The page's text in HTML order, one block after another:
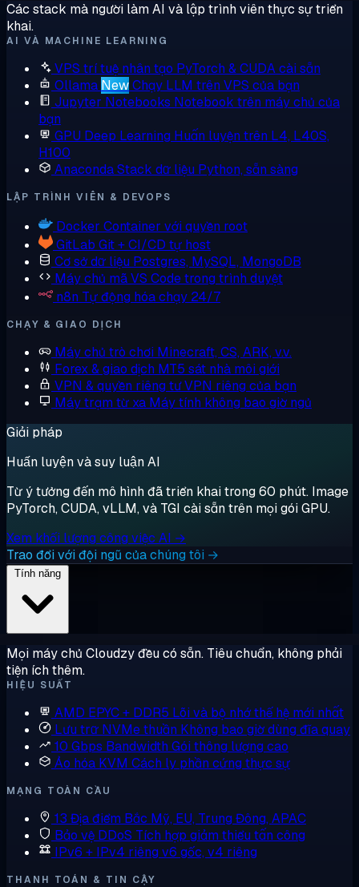
Các stack mà người làm AI và lập trình viên thực sự triển
khai.
AI VÀ MACHINE LEARNING
VPS trí tuệ nhân tạo PyTorch & CUDA cài sẵn
Ollama NewChạy LLM trên VPS của bạn
Jupyter Notebooks Notebook trên máy chủ của
bạn
GPU Deep Learning Huấn luyện trên L4, L40S,
H100
AnacondaStack dữ liệu Python, sẵn sàng
LẬP TRÌNH VIÊN & DEVOPS
Docker Container với quyền root
GitLab Git + CI/CD tự host
Cơ sở dữ liệu Postgres, MySQL, MongoDB
Máy chủ mãVS Code trong trình duyệt
n8n Tự động hóa chạy 24/7
CHẠY & GIAO DỊCH
Máy chủ trò chơi Minecraft, CS, ARK, v.v.
Forex & giao dịch MT5 sát nhà môi giới
VPN & quyền riêng tưVPN riêng của bạn
Máy trạm từ xa Máy tính không bao giờ ngủ
Giải pháp
Huấn luyện và suy luận AI
Từ ý tưởng đến mô hình đã triển khai trong 60 phút. Image
PyTorch, CUDA, vLLM, và TGI cài sẵn trên mọi gói GPU.
Xem khối lượng công việc AI →
Trao đổi với đội ngũ của chúng tôi →
Mọi máy chủ Cloudzy đều có sẵn. Tiêu chuẩn, không phải
tiện ích thêm.
HIỆU SUẤT
AMD EPYC + DDR5 Lõi và bộ nhớ thế hệ mới nhất
Lưu trữ NVMe thuần Không bao giờ dùng đĩa quay
10 Gbps Bandwidth Gói thông lượng cao
Ảo hóa KVM Cách ly phần cứng thực sự
MẠNG TOÀN CẦU
13 Địa điểm Bắc Mỹ, EU, Trung Đông, APAC
Bảo vệ DDoS Tích hợp giảm thiểu tấn công
IPv6 + IPv4 riêng v6 gốc, v4 riêng
THANH TOÁN & TIN CẬY